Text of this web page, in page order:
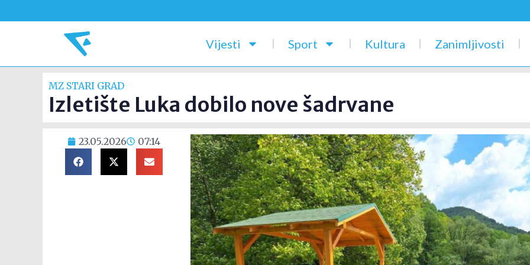
Vijesti Sport Kultura Zanimljivosti
MZ STARI GRAD
Izletište Luka dobilo nove šadrvane
23.05.2026 07:14